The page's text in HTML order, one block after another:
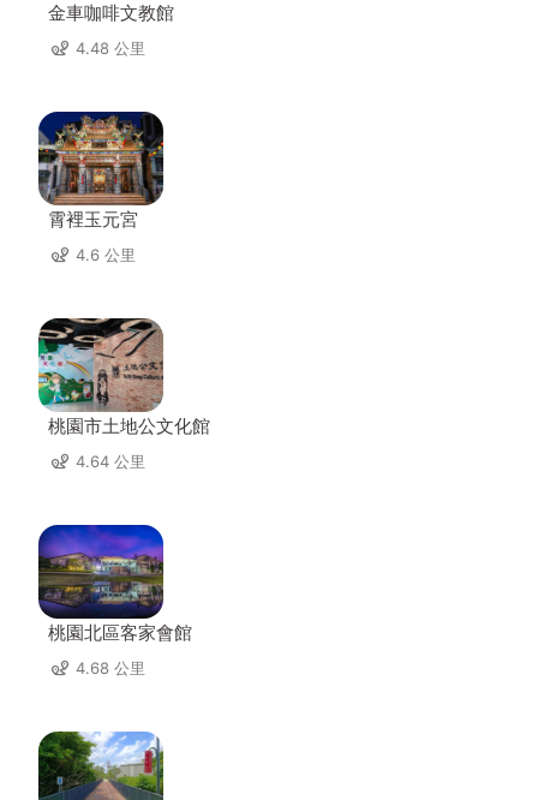
金車咖啡文教館
4.48 公里
霄裡玉元宮
4.6 公里
桃園市土地公文化館
4.64 公里
桃園北區客家會館
4.68 公里